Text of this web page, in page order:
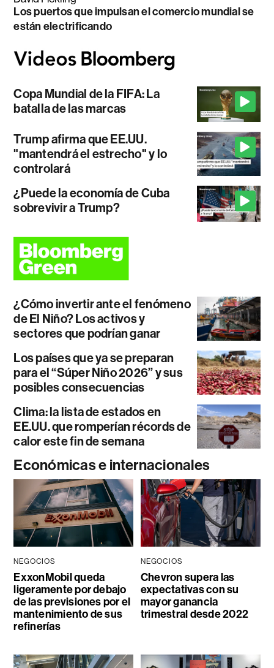
Los puertos que impulsan el comercio mundial se
están electrificando
Copa Mundial de la FIFA: La
batalla de las marcas
Trump afirma que EE.UU.
"mantendrá el estrecho" y lo
controlará
¿Puede la economía de Cuba
sobrevivir a Trump?
¿Cómo invertir ante el fenómeno
de El Niño? Los activos y
sectores que podrían ganar
Los países que ya se preparan
para el “Súper Niño 2026” y sus
posibles consecuencias
Clima: la lista de estados en
EE.UU. que romperían récords de
calor este fin de semana
Económicas e internacionales
NEGOCIOS
ExxonMobil queda
ligeramente por debajo
de las previsiones por el
mantenimiento de sus
refinerías
NEGOCIOS
Chevron supera las
expectativas con su
mayor ganancia
trimestral desde 2022